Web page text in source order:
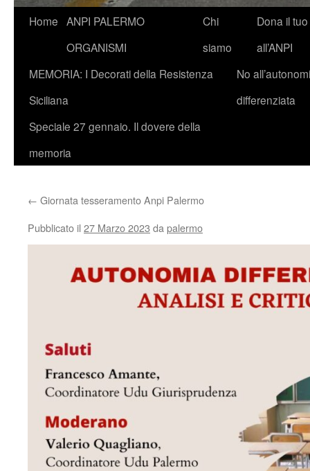
Vai
contenuto
Home ANPI PALERMO
ORGANISMI
Chi
siamo
Dona il
all’ANPI
MEMORIA: I Decorati della Resistenza
Siciliana
No
differenziata
Speciale 27 gennaio. Il dovere della
memoria
← Giornata tesseramento Anpi Palermo
Pubblicato il 27 Marzo 2023 da palermo